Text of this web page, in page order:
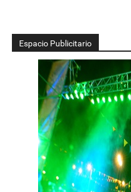
Espacio Publicitario